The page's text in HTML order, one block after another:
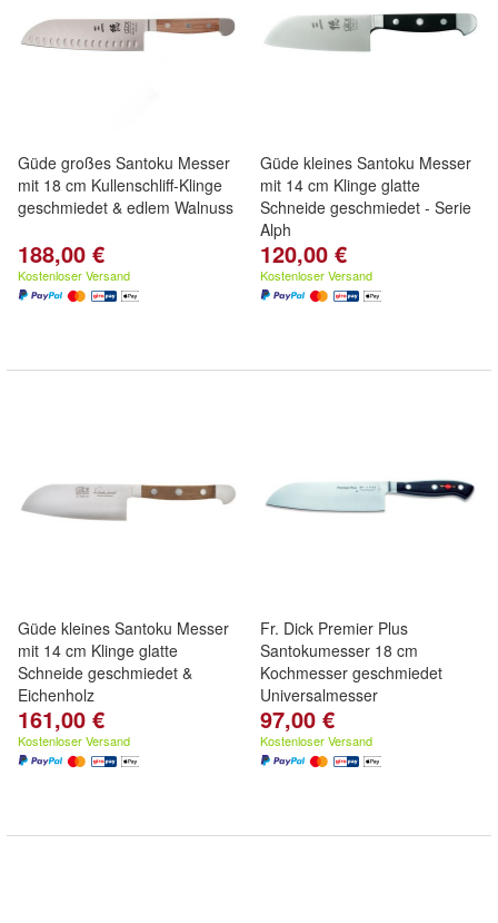
Güde großes Santoku Messer
mit 18 cm Kullenschliff-Klinge
geschmiedet & edlem Walnuss
188,00 €
Kostenloser Versand
Güde kleines Santoku Messer
mit 14 cm Klinge glatte
Schneide geschmiedet - Serie
Alph
120,00 €
Kostenloser Versand
Güde kleines Santoku Messer
mit 14 cm Klinge glatte
Schneide geschmiedet &
Eichenholz
161,00 €
Kostenloser Versand
Fr. Dick Premier Plus
Santokumesser 18 cm
Kochmesser geschmiedet
Universalmesser
97,00 €
Kostenloser Versand